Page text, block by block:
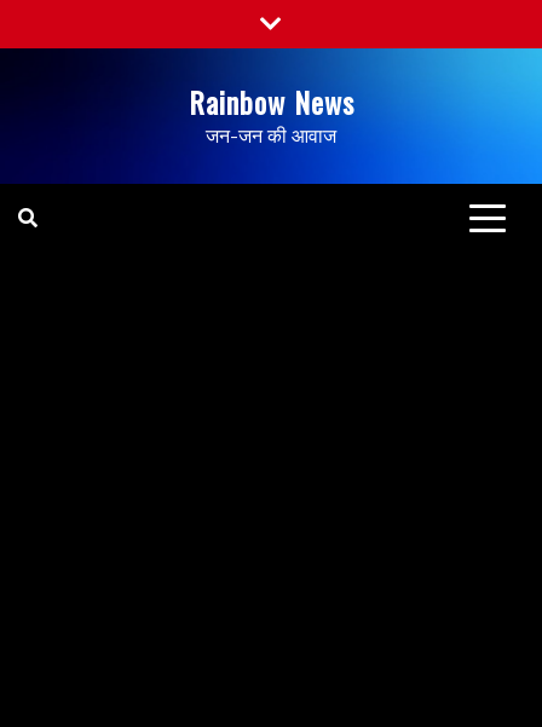
Rainbow News
जन-जन की आवाज